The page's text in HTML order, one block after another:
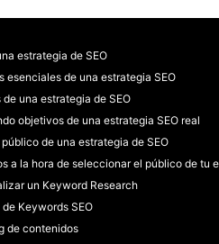
estrategia de SEO
esenciales de una estrategia SEO
una estrategia de SEO
objetivos de una estrategia SEO real
de una estrategia de SEO
a la hora de seleccionar el público de tu
un Keyword Research
Keywords SEO
de contenidos